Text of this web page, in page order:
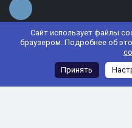
Сайт использует файлы
браузером. Подробнее об
Принять
© 2022 АНО ДО "Планета